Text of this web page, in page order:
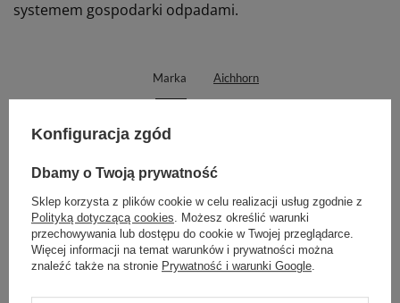
systemem gospodarki odpadami.
Marka Aichhorn
Długość
Ząbki
Bez ząbków
Proponujemy również:
Konfiguracja zgód
Dbamy o Twoją prywatność
Sklep korzysta z plików cookie w celu realizacji usług zgodnie z
Polityką dotyczącą cookies . Możesz określić warunki
przechowywania lub dostępu do cookie w Twojej przeglądarce.
Więcej informacji na temat warunków i prywatności można
znaleźć także na stronie Prywatność i warunki Google